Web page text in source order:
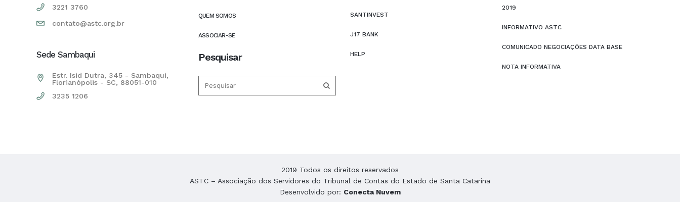
3221 3760
contato@astc.org.br
Sede Sambaqui
Estr. Isid Dutra, 345 - Sambaqui,
Florianópolis - SC, 88051-010
3235 1206
QUEM SOMOS
ASSOCIAR-SE
Pesquisar
SANTINVEST
J17 BANK
HELP
2019
INFORMATIVO ASTC
COMUNICADO NEGOCIAÇÕES DATA BASE
NOTA INFORMATIVA
2019 Todos os direitos reservados
ASTC – Associação dos Servidores do Tribunal de Contas do Estado de Santa Catarina
Desenvolvido por: Conecta Nuvem